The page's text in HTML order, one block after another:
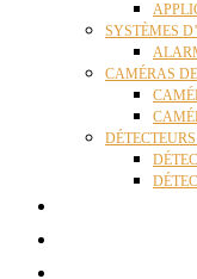
SYSTÈMES
CAMÉRAS